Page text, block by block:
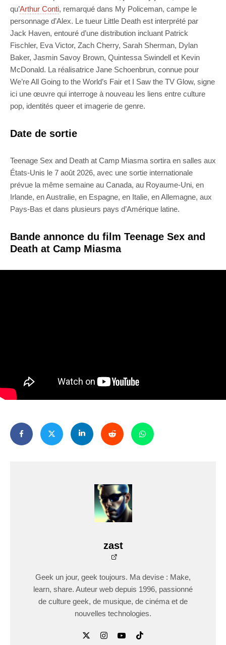
qu’Arthur Conti, remarqué dans My Policeman, campe le
personnage d’Alex. Le tueur Little Death est interprété par
Jack Haven, entouré d’une distribution incluant Patrick
Fischler, Eva Victor, Zach Cherry, Sarah Sherman, Dylan
Baker, Jasmin Savoy Brown, Quintessa Swindell et Kevin
McDonald. La réalisatrice Jane Schoenbrun, connue pour
We’re All Going to the World’s Fair et I Saw the TV Glow, signe
ici une œuvre qui interroge à nouveau les liens entre culture
pop, identités queer et imagerie de genre.
Date de sortie
Teenage Sex and Death at Camp Miasma sortira en salles aux
États-Unis le 7 août 2026, avec une sortie internationale
prévue la même semaine au Canada, au Royaume-Uni, en
Irlande, en Australie, en Espagne, en Italie, en Allemagne, aux
Pays-Bas et dans plusieurs pays d’Amérique latine.
Bande annonce du film Teenage Sex and
Death at Camp Miasma
zast
Geek un jour, geek toujours. Ma devise : Make,
learn, share. Auteur web depuis 1996, passionné
de culture geek, de musique, de cinéma et de
nouvelles technologies.